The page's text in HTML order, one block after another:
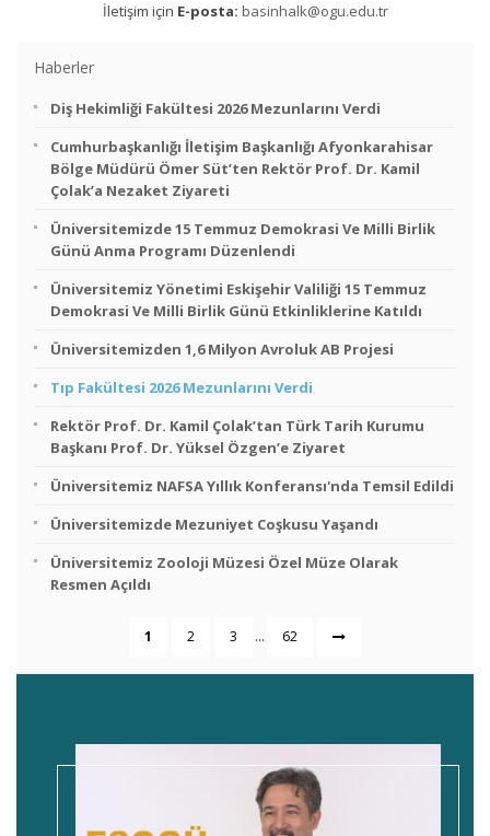
İletişim için E-posta: basinhalk@ogu.edu.tr
Haberler
Diş Hekimliği Fakültesi 2026 Mezunlarını Verdi
Cumhurbaşkanlığı İletişim Başkanlığı Afyonkarahisar
Bölge Müdürü Ömer Süt’ten Rektör Prof. Dr. Kamil
Çolak’a Nezaket Ziyareti
Üniversitemizde 15 Temmuz Demokrasi Ve Milli Birlik
Günü Anma Programı Düzenlendi
Üniversitemiz Yönetimi Eskişehir Valiliği 15 Temmuz
Demokrasi Ve Milli Birlik Günü Etkinliklerine Katıldı
Üniversitemizden 1,6 Milyon Avroluk AB Projesi
Tıp Fakültesi 2026 Mezunlarını Verdi
Rektör Prof. Dr. Kamil Çolak’tan Türk Tarih Kurumu
Başkanı Prof. Dr. Yüksel Özgen’e Ziyaret
Üniversitemiz NAFSA Yıllık Konferansı'nda Temsil Edildi
Üniversitemizde Mezuniyet Coşkusu Yaşandı
Üniversitemiz Zooloji Müzesi Özel Müze Olarak
Resmen Açıldı
1 2 3 ... 62